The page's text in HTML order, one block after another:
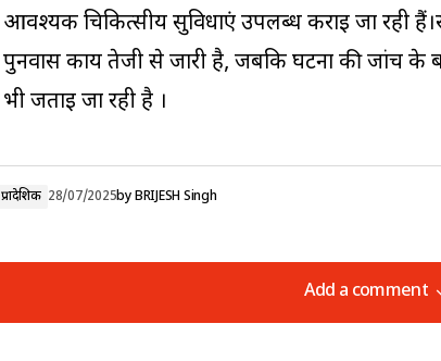
आवश्यक चिकित्सीय सुविधाएं उपलब्ध कराई जा रही
पुनर्वास कार्य तेजी से जारी है, जबकि घटना की जांच के
भी जताई जा रही है ।
प्रादेशिक 28/07/2025byBRIJESH Singh
Add a comment
Add a comment